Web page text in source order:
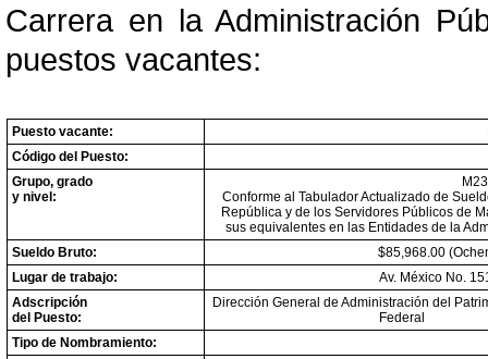
Carrera en la Administración
puestos vacantes:
Puesto vacante:
Código del Puesto:
Grupo, grado
y nivel:
M23
Conforme al Tabulador Actualizado de
República y de los Servidores Públicos de
sus equivalentes en las Entidades de la
Sueldo Bruto:
$85,968.00
Lugar de trabajo:
Av. México No.
Adscripción
del Puesto:
Dirección General de Administración del
Federal
Tipo de Nombramiento: